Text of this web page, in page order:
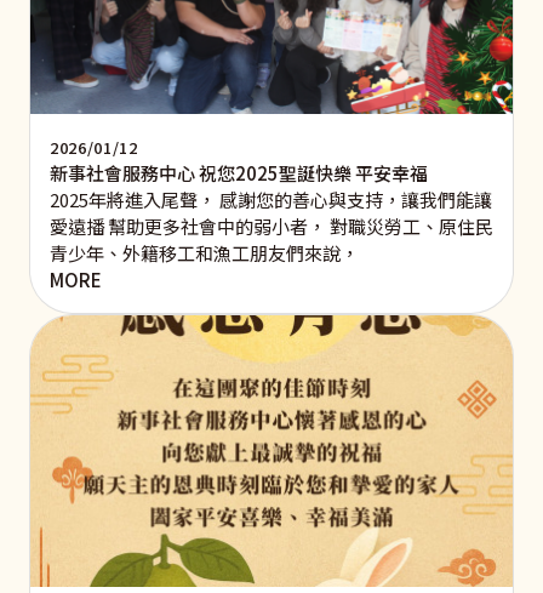
2026/01/12
新事社會服務中心 祝您2025聖誕快樂 平安幸福
2025年將進入尾聲， 感謝您的善心與支持，讓我們能讓
愛遠播 幫助更多社會中的弱小者， 對職災勞工、原住民
青少年、外籍移工和漁工朋友們來說，
MORE